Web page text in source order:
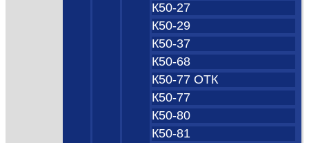
К50-27
К50-29
К50-37
К50-68
К50-77 ОТК
К50-77
К50-80
К50-81